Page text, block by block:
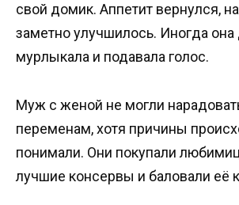
свой домик. Аппетит вернулся,
заметно улучшилось. Иногда
мурлыкала и подавала голос.
Муж с женой не могли
переменам, хотя причины
понимали. Они покупали
лучшие консервы и баловали её